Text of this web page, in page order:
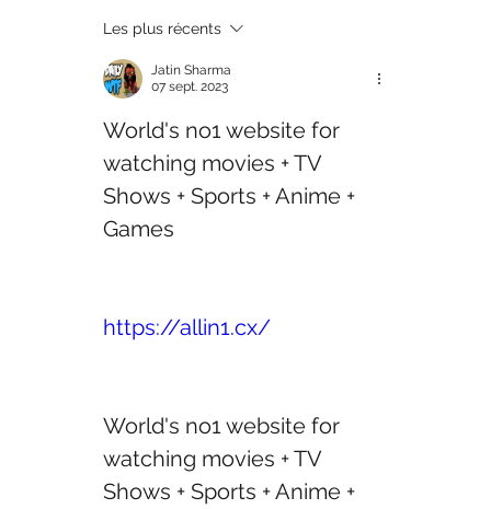
Les plus récents
Jatin Sharma
07 sept. 2023
World's no1 website for
watching movies + TV
Shows + Sports + Anime +
Games
https://allin1.cx/
World's no1 website for
watching movies + TV
Shows + Sports + Anime +